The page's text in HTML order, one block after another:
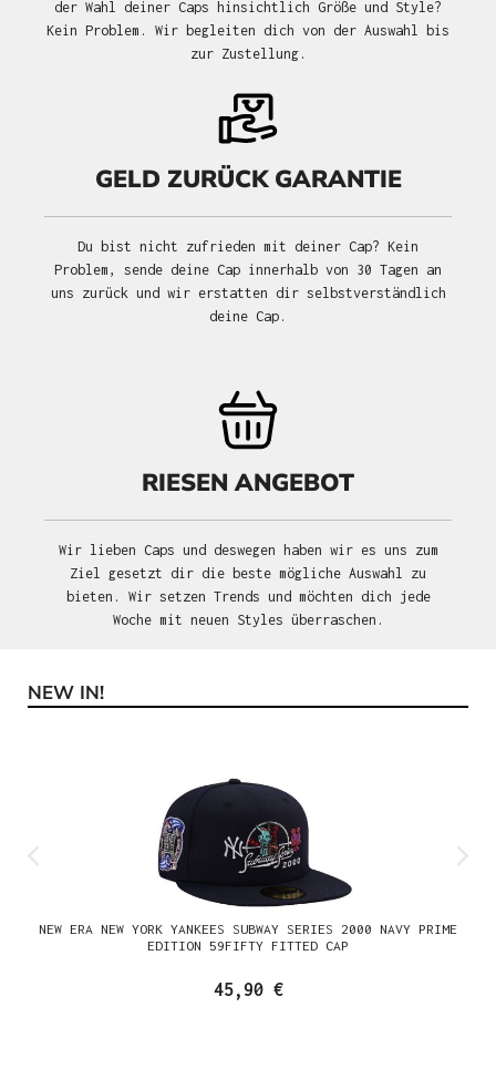
der Wahl deiner Caps hinsichtlich Größe und Style?
Kein Problem. Wir begleiten dich von der Auswahl bis
zur Zustellung.
GELD ZURÜCK GARANTIE
Du bist nicht zufrieden mit deiner Cap? Kein
Problem, sende deine Cap innerhalb von 30 Tagen an
uns zurück und wir erstatten dir selbstverständlich
deine Cap.
RIESEN ANGEBOT
Wir lieben Caps und deswegen haben wir es uns zum
Ziel gesetzt dir die beste mögliche Auswahl zu
bieten. Wir setzen Trends und möchten dich jede
Woche mit neuen Styles überraschen.
Produktgalerie überspringen
NEW IN!
NEW ERA NEW YORK YANKEES SUBWAY SERIES 2000 NAVY PRIME
EDITION 59FIFTY FITTED CAP
45,90 €